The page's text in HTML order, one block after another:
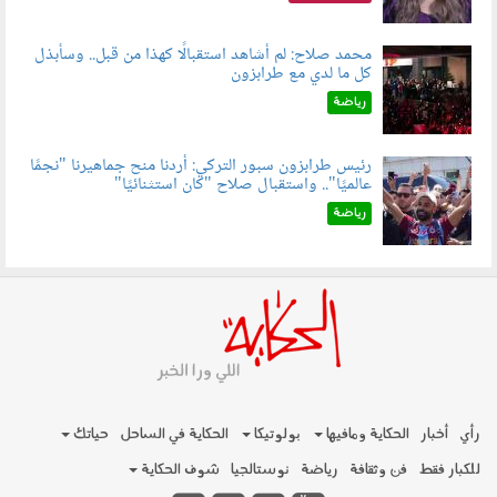
060802.jpg
محمد صلاح: لم أشاهد استقبالًا كهذا من قبل.. وسأبذل
كل ما لدي مع طرابزون
رياضة
060803.jpg
رئيس طرابزون سبور التركي: أردنا منح جماهيرنا "نجمًا
عالميًا".. واستقبال صلاح "كان استثنائيًا"
رياضة
رأي أخبار الحكاية ومافيها بولوتيكا الحكاية في الساحل
حياتك
للكبار فقط فن وثقافة رياضة نوستالجيا شوف الحكاية